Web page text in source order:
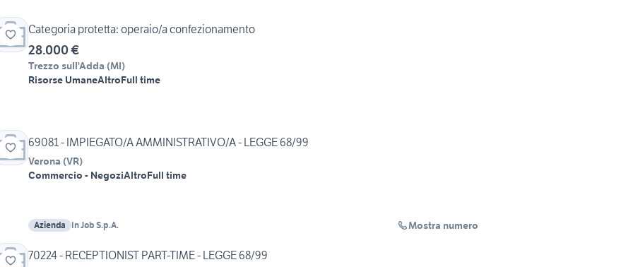
Categoria protetta: operaio/a confezionamento
28.000 €
Trezzo sull'Adda (MI)
Risorse UmaneAltroFull time
69081 - IMPIEGATO/A AMMINISTRATIVO/A - LEGGE 68/99
Verona (VR)
Commercio - NegoziAltroFull time
Azienda In Job S.p.A. Mostra numero
70224 - RECEPTIONIST PART-TIME - LEGGE 68/99